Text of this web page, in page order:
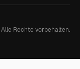
Alle Rechte vorbehalten.